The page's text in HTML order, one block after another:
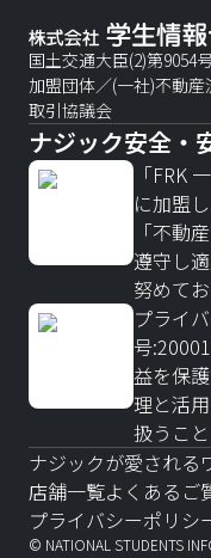
国土交通大臣(2)第9054
加盟団体／(一社)不動
取引協議会
ナジック安全・
「FRK
に加盟
「不動
遵守し
努めてお
プライ
号
益を保
理と活
扱うこ
ナジックが愛される
店舗一覧よくあるご
プライバシーポリシ
© NATIONAL STUDENTS